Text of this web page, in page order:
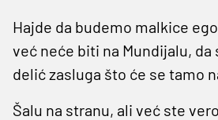
Hajde da budemo malkice
već neće biti na Mundijalu,
delić zasluga što će se tamo
Šalu na stranu, ali već ste